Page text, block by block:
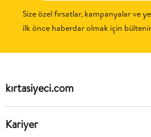
Size özel fırsatlar, kampanyalar ve
ilk önce haberdar olmak için
kırtasiyeci.com
Kariyer